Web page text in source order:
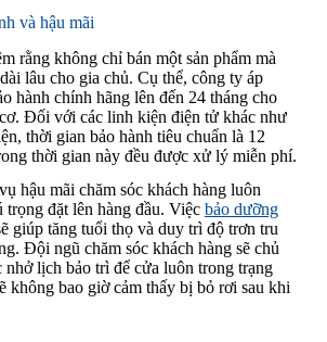
và hậu mãi
rằng không chỉ bán một sản phẩm mà
lâu cho gia chủ. Cụ thể, công ty áp
hành chính hãng lên đến 24 tháng cho
Đối với các linh kiện điện tử khác như
thời gian bảo hành tiêu chuẩn là 12
thời gian này đều được xử lý miễn phí.
hậu mãi chăm sóc khách hàng luôn
đặt lên hàng đầu. Việc bảo dưỡng
giúp tăng tuổi thọ và duy trì độ trơn tru
Đội ngũ chăm sóc khách hàng sẽ chủ
nhở lịch bảo trì để cửa luôn trong trạng
không bao giờ cảm thấy bị bỏ rơi sau khi